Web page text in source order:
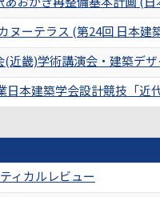
ヌーテラス (第24回 日本
近畿)学術講演会・建築デ
本建築学会設計競技「近
ィカルレビュー